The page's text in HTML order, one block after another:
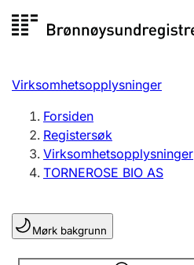
til
Registersøk
Aksjeselskap
Enkeltpersonforetak
Registrere, endre, slette
Lag og forening
Registrere, endre, slette
Virksomhetsopplysninger
Forsiden
Registersøk
Virksomhetsopplysninger
TORNEROSE BIO AS
Mørk bakgrunn